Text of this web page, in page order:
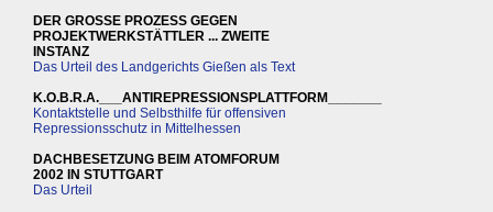
DER GROSSE PROZESS GEGEN
PROJEKTWERKSTÄTTLER ... ZWEITE
INSTANZ
Das Urteil des Landgerichts Gießen als Text
K.O.B.R.A.___ANTIREPRESSIONSPLATTFORM_______
Kontaktstelle und Selbsthilfe für offensiven
Repressionsschutz in Mittelhessen
DACHBESETZUNG BEIM ATOMFORUM
2002 IN STUTTGART
Das Urteil